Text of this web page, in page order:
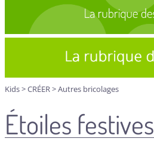
Kids>CRÉER>Autres bricolages
Étoiles festives